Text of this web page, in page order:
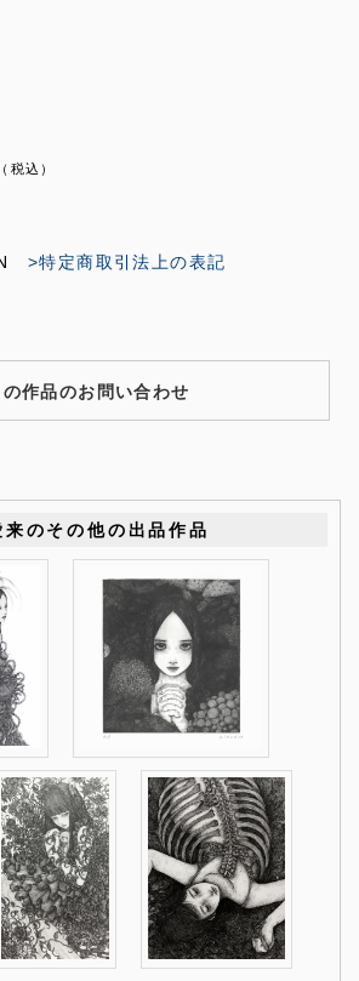
税込）
>特定商取引法上の表記
の作品のお問い合わせ
来のその他の出品作品